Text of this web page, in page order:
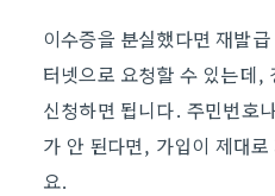
이수증을 분실했다면 재발
터넷으로 요청할 수 있는데,
신청하면 됩니다. 주민번호
가 안 된다면, 가입이 제대
요.